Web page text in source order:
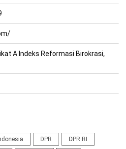
A Indeks Reformasi Birokrasi,
DPR DPR RI